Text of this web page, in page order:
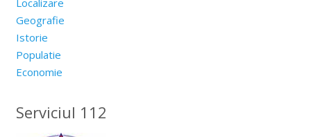
Localizare
Geografie
Istorie
Populatie
Economie
Serviciul 112